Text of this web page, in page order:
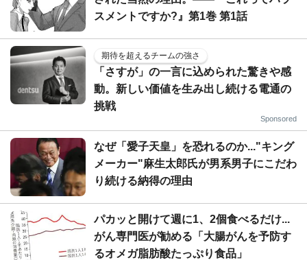
スメントですか?』第1巻 第1話
期待を超えるチームの強さ
「さすが」の一言に込められた驚きや感
動。新しい価値を生み出し続ける電通の
挑戦
Sponsored
なぜ「愛子天皇」を恐れるのか..."キング
メーカー"麻生太郎氏が男系男子にこだわ
り続ける納得の理由
パカッと開けて週に1、2個食べるだけ...
がん専門医が勧める「大腸がんを予防す
るオメガ脂肪酸たっぷり食品」